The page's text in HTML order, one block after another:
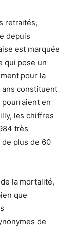
retraités,
depuis
est marquée
qui pose un
pour la
constituent
pourraient en
les chiffres
très
plus de 60
la mortalité,
que
de